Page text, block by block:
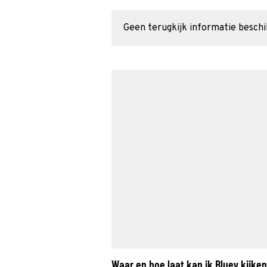
Geen terugkijk informatie